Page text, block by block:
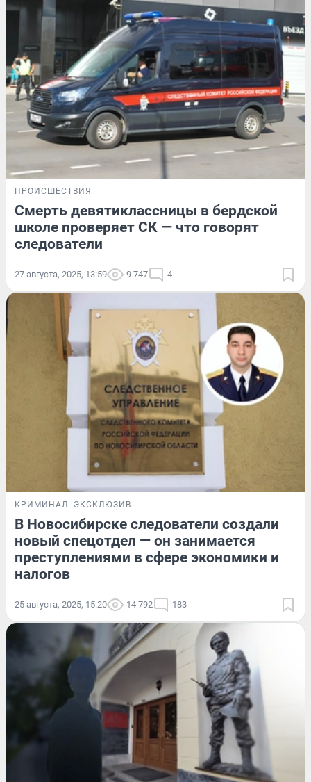
ПРОИСШЕСТВИЯ
Смерть девятиклассницы в бердской
школе проверяет СК — что говорят
следователи
27 августа, 2025, 13:59 9 747 4
КРИМИНАЛ ЭКСКЛЮЗИВ
В Новосибирске следователи создали
новый спецотдел — он занимается
преступлениями в сфере экономики и
налогов
25 августа, 2025, 15:20 14 792 183